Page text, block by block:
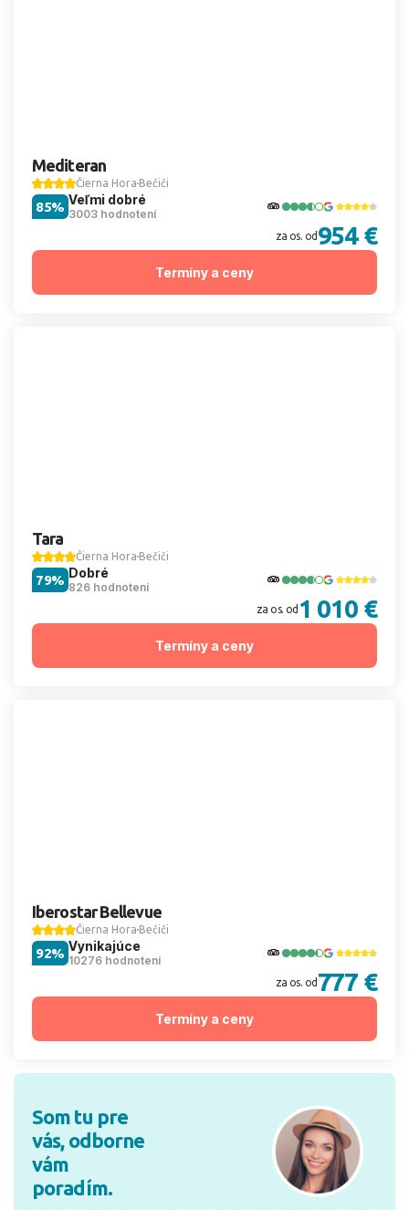
Mediteran
Čierna Hora Bečiči
Veľmi dobré
3003 hodnotení
85%
za os. od 954 €
Termíny a ceny
Tara
Čierna Hora Bečiči
Dobré
826 hodnotení
79%
za os. od 1 010 €
Termíny a ceny
Iberostar Bellevue
Čierna Hora Bečiči
Vynikajúce
10276 hodnotení
92%
za os. od 777 €
Termíny a ceny
Som tu pre
vás, odborne
vám
poradím.